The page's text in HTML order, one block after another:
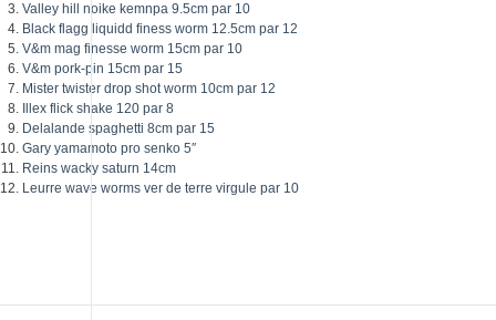
Valley hill noike kemnpa 9.5cm par 10
Black flagg liquidd finess worm 12.5cm par 12
V&m mag finesse worm 15cm par 10
V&m pork-pin 15cm par 15
Mister twister drop shot worm 10cm par 12
Illex flick shake 120 par 8
Delalande spaghetti 8cm par 15
Gary yamamoto pro senko 5″
Reins wacky saturn 14cm
Leurre wave worms ver de terre virgule par 10